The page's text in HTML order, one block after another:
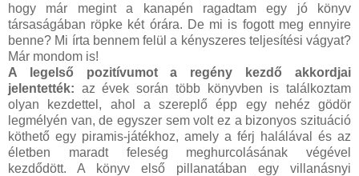
hogy már megint a kanapén ragadtam egy jó könyv
társaságában röpke két órára. De mi is fogott meg ennyire
benne? Mi írta bennem felül a kényszeres teljesítési vágyat?
Már mondom is!
A legelső pozitívumot a regény kezdő akkordjai
jelentették: az évek során több könyvben is találkoztam
olyan kezdettel, ahol a szereplő épp egy nehéz gödör
legmélyén van, de egyszer sem volt ez a bizonyos szituáció
köthető egy piramis-játékhoz, amely a férj halálával és az
életben maradt feleség meghurcolásának végével
kezdődött. A könyv első pillanatában egy villanásnyi